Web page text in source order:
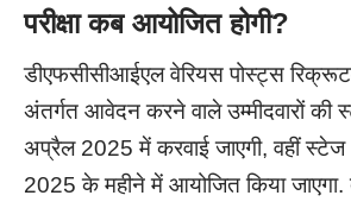
परीक्षा कब आयोजित होगी?
डीएफसीसीआईएल वेरियस पोस्ट्स
अंतर्गत आवेदन करने वाले उम्मीदवारों की
अप्रैल 2025 में करवाई जाएगी, वहीं
2025 के महीने में आयोजित किया जाएगा.